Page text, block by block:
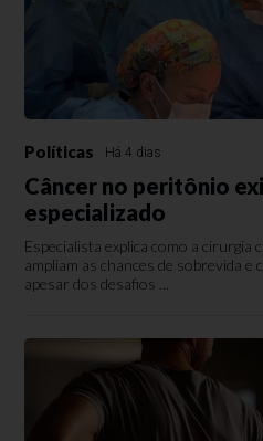
Políticas Há 4 dias
Câncer no peritônio
especializado
Especialista explica como a cirurgia
ampliam as chances de sobrevida e
apesar dos desafios ...